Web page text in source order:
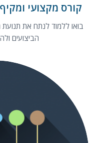
קורס מקצועי
בואו ללמוד לנתח את
הביצועים